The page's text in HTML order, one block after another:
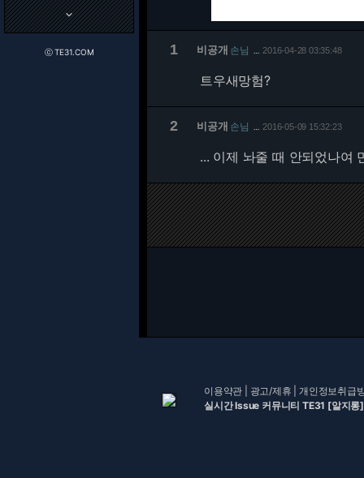
keyboard_arrow_down
ⓒ TE31.COM 1 비공개 손님 2016-04-28 03:35:48
트우새망험?
2 비공개 손님 2016-05-09 15:32:23
... 이제 놔줄 때 안되었나여
이용약관 광고/제휴 |개인정보취급
실시간 Issue 커뮤니티 TE31 [알지